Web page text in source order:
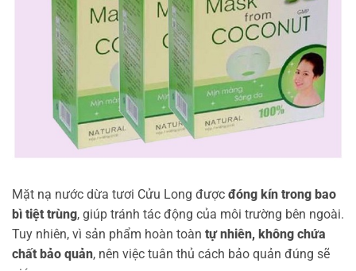
Mặt nạ nước dừa tươi Cửu Long được đóng kín trong bao
bì tiệt trùng, giúp tránh tác động của môi trường bên ngoài.
Tuy nhiên, vì sản phẩm hoàn toàn tự nhiên, không chứa
chất bảo quản, nên việc tuân thủ cách bảo quản đúng sẽ